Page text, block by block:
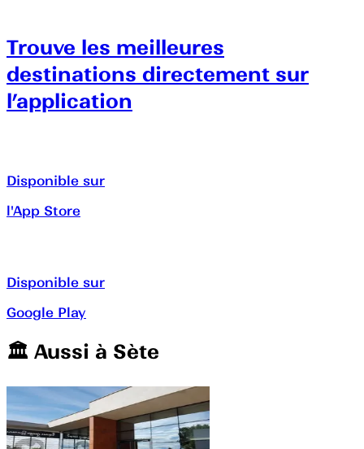
Trouve les meilleures
destinations directement sur
l’application
Disponible sur
l'App Store
Disponible sur
Google Play
🏛️️ Aussi à Sète